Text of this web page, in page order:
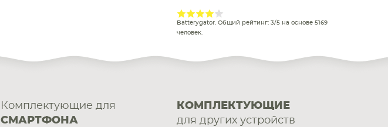
Batterygator. Общий рейтинг: 3/5 на основе 5169
человек.
Комплектующие для
СМАРТФОНА
КОМПЛЕКТУЮЩИЕ
для других устройств